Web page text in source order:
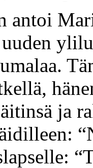
antoi
uuden
ja